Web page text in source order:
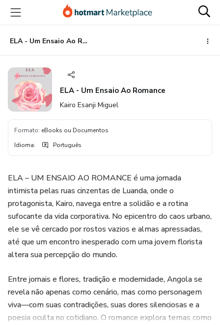
para
conteúdo
principal
para
pagamento
para
rodapé
ELA - Um Ensaio Ao Romance
ELA - Um Ensaio Ao Romance
Kairo Esanji Miguel
Formato: eBooks ou Documentos
Idioma: Português
ELA – UM ENSAIO AO ROMANCE é uma jornada
intimista pelas ruas cinzentas de Luanda, onde o
protagonista, Kairo, navega entre a solidão e a rotina
sufocante da vida corporativa. No epicentro do caos urbano,
ele se vê cercado por rostos vazios e almas apressadas,
até que um encontro inesperado com uma jovem florista
altera sua percepção do mundo.
Entre jornais e flores, tradição e modernidade, Angola se
revela não apenas como cenário, mas como personagem
viva—com suas contradições, suas dores silenciosas e a
poesia oculta no cotidiano. O romance explora temas como